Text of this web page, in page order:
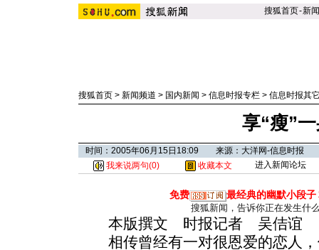
搜狐首页-新闻
搜狐首页 > 新闻频道 > 国内新闻 > 信息时报专栏 > 信息时报其
享“瘦”
时间：2005年06月15日18:09 来源：大洋网-信息时报
我来说两句(0) 收藏本文 进入新闻论坛
免费 最经典的幽默小段子
搜狐新闻，告诉你正在发生什
本版撰文 时报记者 吴佶谊
相传曾经有一对很恩爱的恋人，